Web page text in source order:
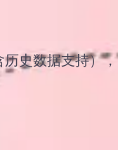
史数据支持），